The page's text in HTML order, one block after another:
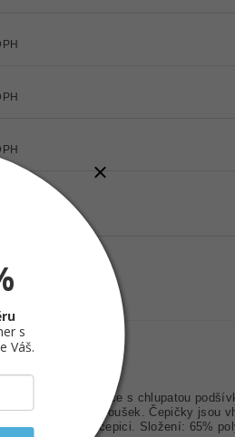
DPH
DPH
DPH
zateplená čepice s chlupatou
lze vyrobit i bez oušek.Čepičky jsou
jako spadlou čepici. Složení: 65%
s
Váš.